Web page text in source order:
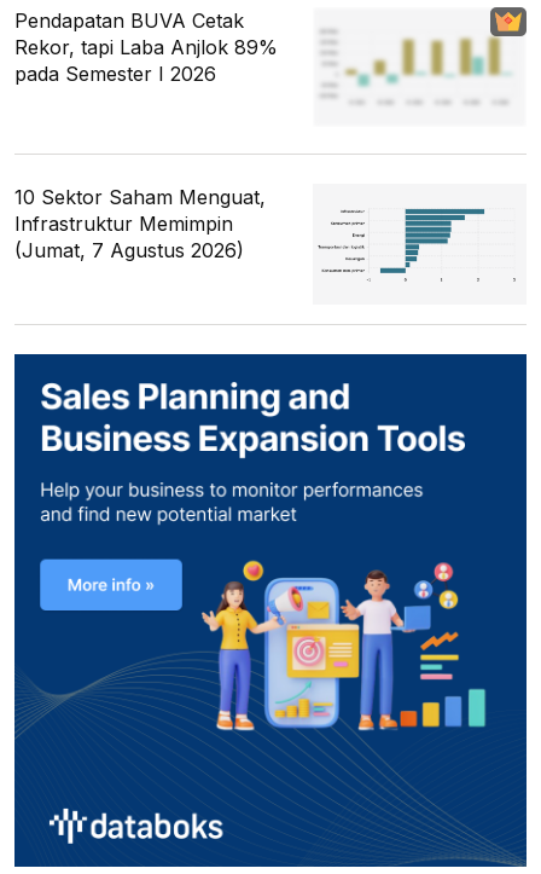
Pendapatan BUVA Cetak
Rekor, tapi Laba Anjlok 89%
pada Semester I 2026
10 Sektor Saham Menguat,
Infrastruktur Memimpin
(Jumat, 7 Agustus 2026)